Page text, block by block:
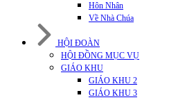
Hôn Nhân
Về Nhà Chúa
HỘI ĐOÀN
HỘI ĐỒNG MỤC VỤ
GIÁO KHU
GIÁO KHU 2
GIÁO KHU 3